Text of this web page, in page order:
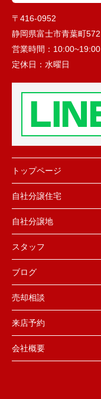
〒416-0952
静岡県富士市青葉町572
営業時間： 10:00~19:00
定休日： 水曜日
トップページ
自社分譲住宅
自社分譲地
スタッフ
ブログ
売却相談
来店予約
会社概要